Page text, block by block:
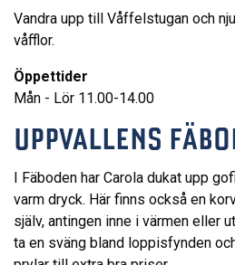
Vandra upp till Våffelstugan och
våfflor.
Öppettider
Mån - Lör 11.00-14.00
UPPVALLENS
I Fäboden har Carola dukat upp
varm dryck. Här finns också en
själv, antingen inne i värmen eller
ta en sväng bland loppisfynden